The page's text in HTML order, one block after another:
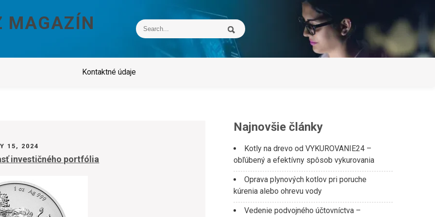
MAGAZÍN
Kontaktné údaje
15, 2024
investičného portfólia
Najnovšie články
Kotly na drevo od VYKUROVANIE24 –
obľúbený a efektívny spôsob vykurovania
Oprava plynových kotlov pri poruche
kúrenia alebo ohrevu vody
Vedenie podvojného účtovníctva –